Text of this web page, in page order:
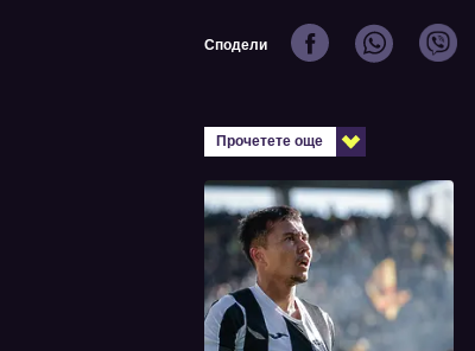
Сподели
Прочетете още